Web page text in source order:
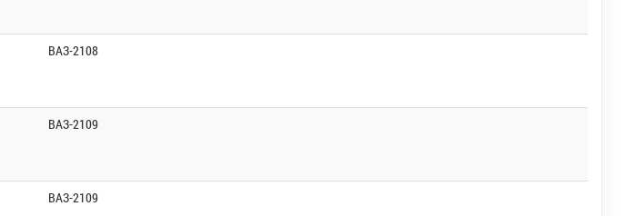
ВАЗ-2108
ВАЗ-2109
ВАЗ-2109